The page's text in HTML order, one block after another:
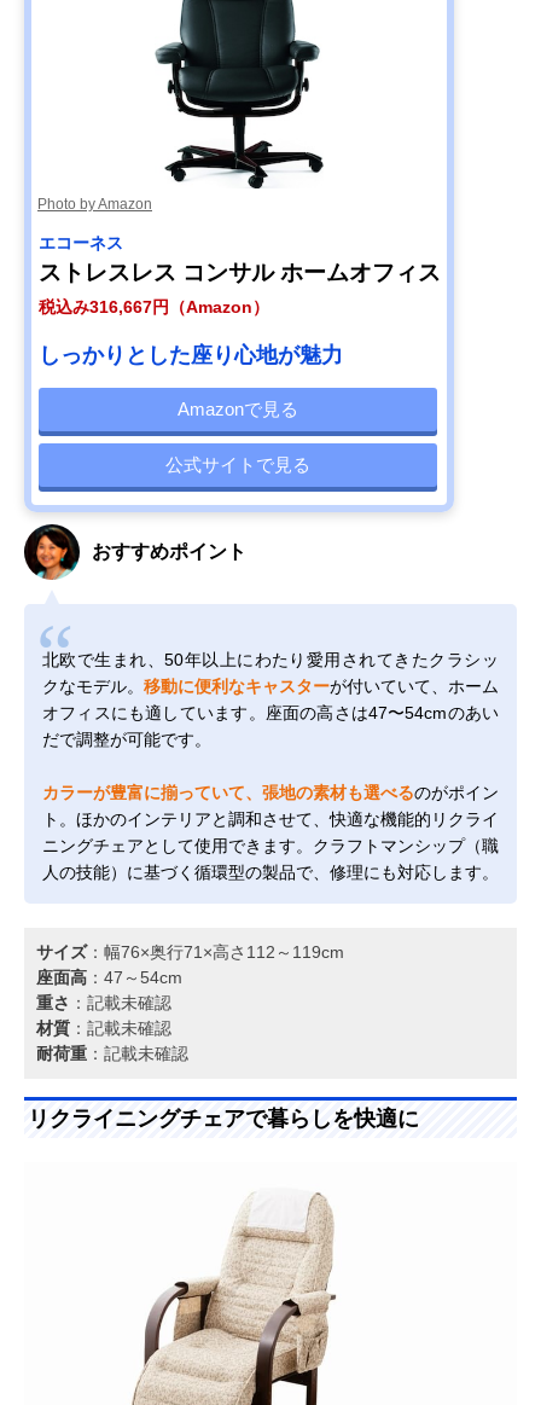
Photo by Amazon
エコーネス
ストレスレス コンサル ホームオフィス
税込み316,667円（Amazon）
しっかりとした座り心地が魅力
Amazonで見る
公式サイトで見る
おすすめポイント
北欧で生まれ、50年以上にわたり愛用されてきたクラシッ
クなモデル。 移動に便利なキャスターが付いていて、ホーム
オフィスにも適しています。座面の高さは47〜54cmのあい
だで調整が可能です。
カラーが豊富に揃っていて、張地の素材も選べるのがポイン
ト。ほかのインテリアと調和させて、快適な機能的リクライ
ニングチェアとして使用できます。クラフトマンシップ（職
人の技能）に基づく循環型の製品で、修理にも対応します。
サイズ：幅76×奥行71×高さ112～119cm
座面高 ：47～54cm
重さ ：記載未確認
材質 ：記載未確認
耐荷重 ：記載未確認
リクライニングチェアで暮らしを快適に